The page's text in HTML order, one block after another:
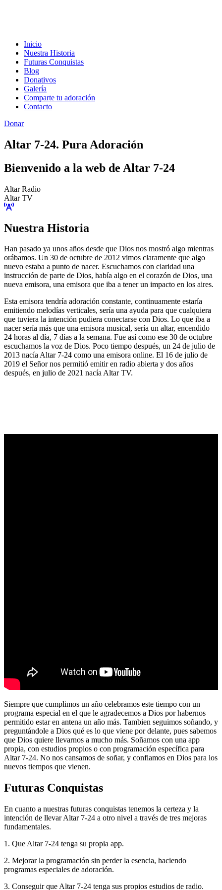
Inicio
Nuestra Historia
Futuras Conquistas
Blog
Donativos
Galería
Comparte tu adoración
Contacto
Donar
Altar 7-24. Pura Adoración
Bienvenido a la web de Altar 7-24
Altar Radio
Altar TV
Nuestra Historia
Han pasado ya unos años desde que Dios nos mostró algo mientras
orábamos. Un 30 de octubre de 2012 vimos claramente que algo
nuevo estaba a punto de nacer. Escuchamos con claridad una
instrucción de parte de Dios, había algo en el corazón de Dios, una
nueva emisora, una emisora que iba a tener un impacto en los aires.
Esta emisora tendría adoración constante, continuamente estaría
emitiendo melodías verticales, sería una ayuda para que cualquiera
que tuviera la intención pudiera conectarse con Dios. Lo que iba a
nacer sería más que una emisora musical, sería un altar, encendido
24 horas al día, 7 días a la semana. Fue así como ese 30 de octubre
escuchamos la voz de Dios. Poco tiempo después, un 24 de julio de
2013 nacía Altar 7-24 como una emisora online. El 16 de julio de
2019 el Señor nos permitió emitir en radio abierta y dos años
después, en julio de 2021 nacía Altar TV.
Siempre que cumplimos un año celebramos este tiempo con un
programa especial en el que le agradecemos a Dios por habernos
permitido estar en antena un año más. Tambien seguimos soñando, y
preguntándole a Dios qué es lo que viene por delante, pues sabemos
que Dios quiere llevarnos a mucho más. Soñamos con una app
propia, con estudios propios o con programación específica para
Altar 7-24. No nos cansamos de soñar, y confiamos en Dios para los
nuevos tiempos que vienen.
Futuras Conquistas
En cuanto a nuestras futuras conquistas tenemos la certeza y la
intención de llevar Altar 7-24 a otro nivel a través de tres mejoras
fundamentales.
1. Que Altar 7-24 tenga su propia app.
2. Mejorar la programación sin perder la esencia, haciendo
programas especiales de adoración.
3. Conseguir que Altar 7-24 tenga sus propios estudios de radio.